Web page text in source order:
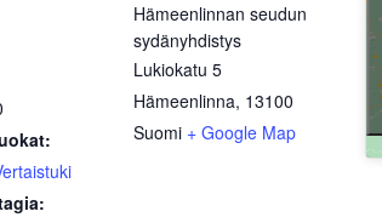
Hämeenlinnan seudun
sydänyhdistys
Lukiokatu 5
Hämeenlinna, 13100
Suomi + Google Map